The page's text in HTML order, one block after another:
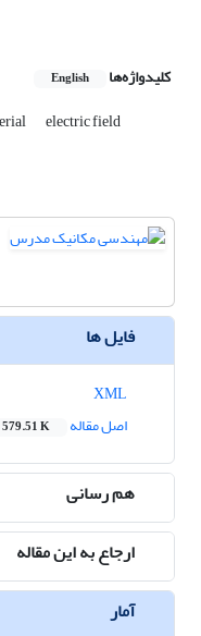
کلیدواژه‌ها English
electric field
فایل ها
اصل مقاله
579.51 K
هم رسانی
ارجاع به این مقاله
آمار